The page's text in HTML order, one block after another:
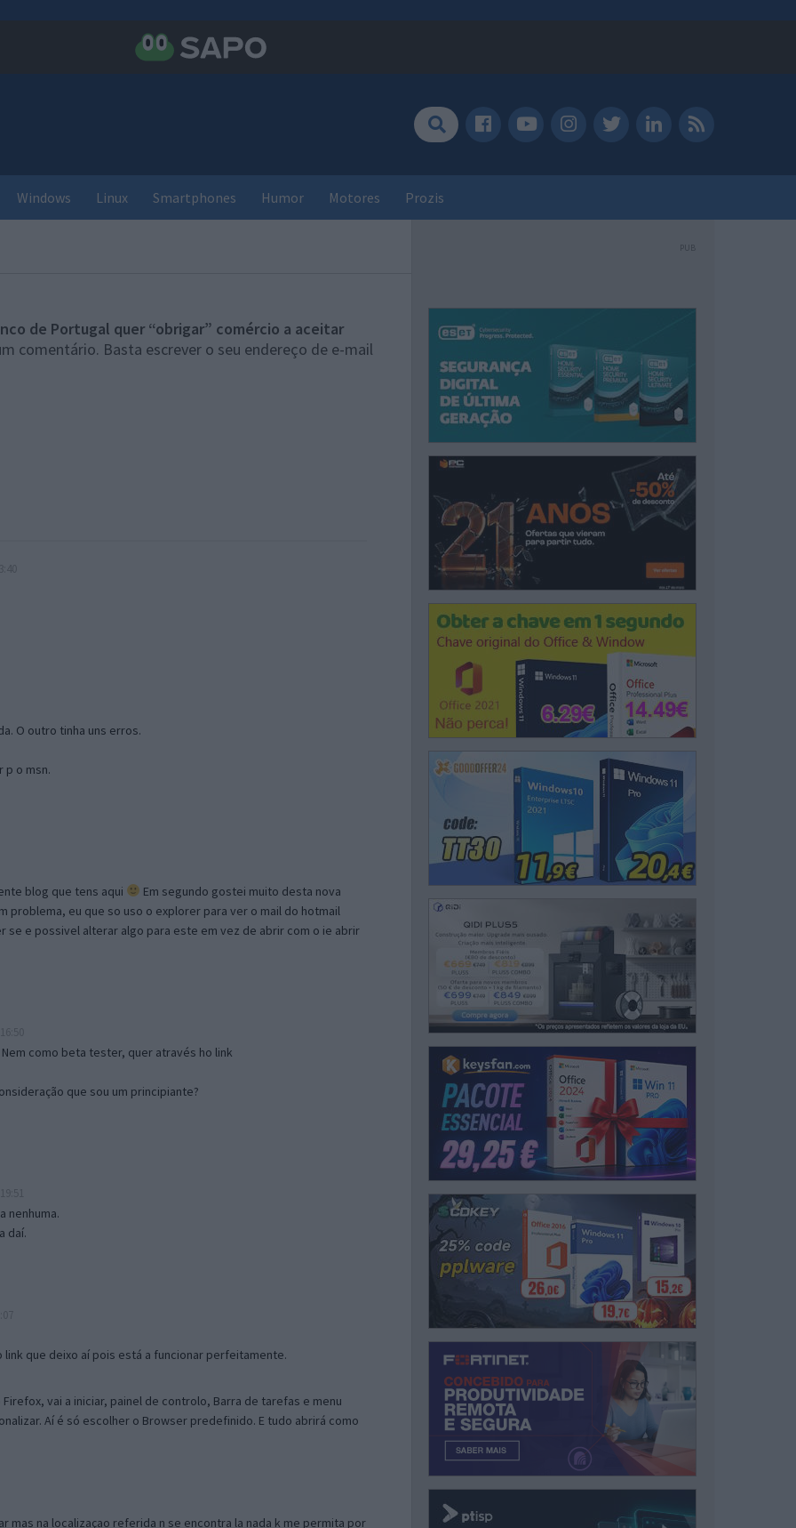
Windows Linux Smartphones Humor Motores Prozis
de Portugal quer “obrigar” comércio a aceitar
comentário. Basta escrever o seu endereço de e-mail
O outro tinha uns erros.
p o msn.
blog que tens aqui
Em segundo gostei muito desta nova
problema, eu que so uso o explorer para ver o mail do hotmail
se e possivel alterar algo para este em vez de abrir com o ie abrir
como beta tester, quer através ho link
que sou um principiante?
nenhuma.
daí.
que deixo aí pois está a funcionar perfeitamente.
vai a iniciar, painel de controlo, Barra de tarefas e menu
Aí é só escolher o Browser predefinido. E tudo abrirá como
mas na localizaçao referida n se encontra la nada k me permita por
PUB